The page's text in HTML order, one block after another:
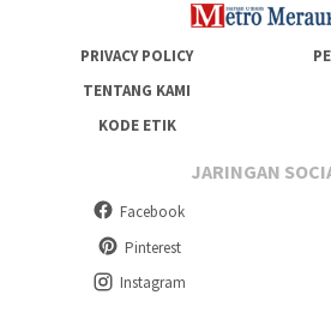
PRIVACY POLICY
TENTANG KAMI
KODE ETIK
JARINGAN
Facebook
Pinterest
Instagram